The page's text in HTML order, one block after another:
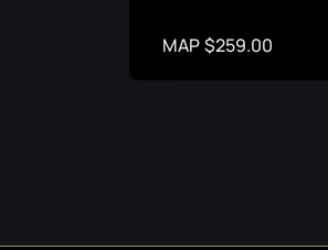
MAP $259.00